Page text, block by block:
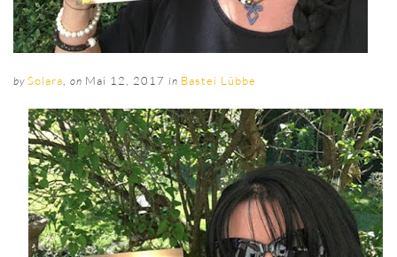
by Solara on Mai 12, 2017 in Bastei Lübbe